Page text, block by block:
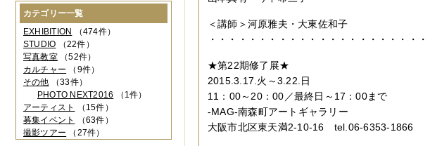
＜講師＞河原雅夫・大東佐和子
・・・・・・・・・・・・・・・・・・・・・
★第22期修了展★
2015.3.17.火～3.22.日
11：00～20：00／最終日～17：00まで
-MAG-南森町アートギャラリー
大阪市北区東天満2-10-16 tel.06-6353-1866
2022年09月（2件）
2022年08月
（3件）
2022年07月（3件）
2022年05月（4件）
2022年04月（2件）
2022年03月
（5件）
2022年02月（3件）
2022年01月（3件）
2021年12月（2件）
2021年11月（3件）
2021年10月
（1件）
カテゴリー一覧
EXHIBITION （474件）
STUDIO （22件）
写真教室（52件）
カルチャー （9件）
その他 （33件）
PHOTO NEXT2016 （1件）
アーティスト
（15件）
募集イベント
（63件）
撮影ツアー （27件）